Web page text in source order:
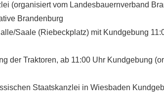
(organisiert vom Landesbauernverband
Brandenburg
Saale (Riebeckplatz) mit Kundgebung
der Traktoren, ab 11:00 Uhr Kundgebung
Staatskanzlei in Wiesbaden